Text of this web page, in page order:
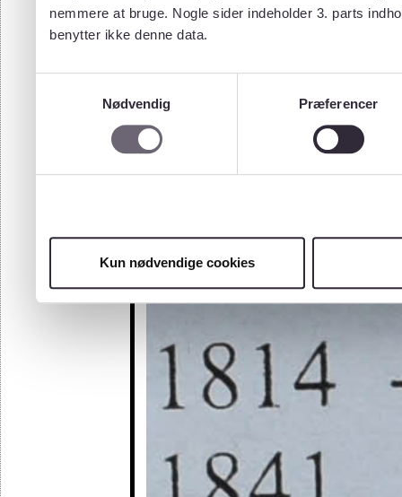
nemmere at bruge. Nogle sider indeholder 3. parts
benytter ikke denne data.
Nødvendig
Præferencer
Kun nødvendige cookies